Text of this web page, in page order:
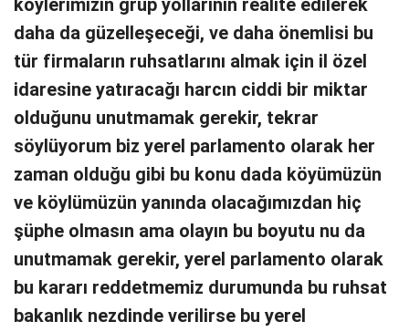
köylerimizin grup yollarının realite edilerek
daha da güzelleşeceği, ve daha önemlisi bu
tür firmaların ruhsatlarını almak için il özel
idaresine yatıracağı harcın ciddi bir miktar
olduğunu unutmamak gerekir, tekrar
söylüyorum biz yerel parlamento olarak her
zaman olduğu gibi bu konu dada köyümüzün
ve köylümüzün yanında olacağımızdan hiç
şüphe olmasın ama olayın bu boyutu nu da
unutmamak gerekir, yerel parlamento olarak
bu kararı reddetmemiz durumunda bu ruhsat
bakanlık nezdinde verilirse bu yerel